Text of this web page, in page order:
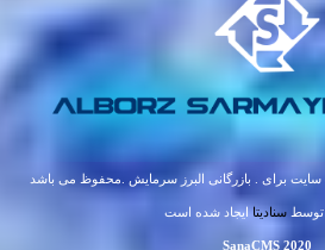
برای . بازرگانی البرز سرمایش .محفوظ می باشد
توسط سنادیتاایجاد شده است
SanaCMS 2020